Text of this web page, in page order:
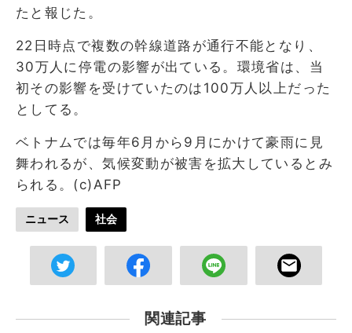
たと報じた。
22日時点で複数の幹線道路が通行不能となり、
30万人に停電の影響が出ている。環境省は、当
初その影響を受けていたのは100万人以上だった
としてる。
ベトナムでは毎年6月から9月にかけて豪雨に見
舞われるが、気候変動が被害を拡大しているとみ
られる。(c)AFP
ニュース 社会
関連記事